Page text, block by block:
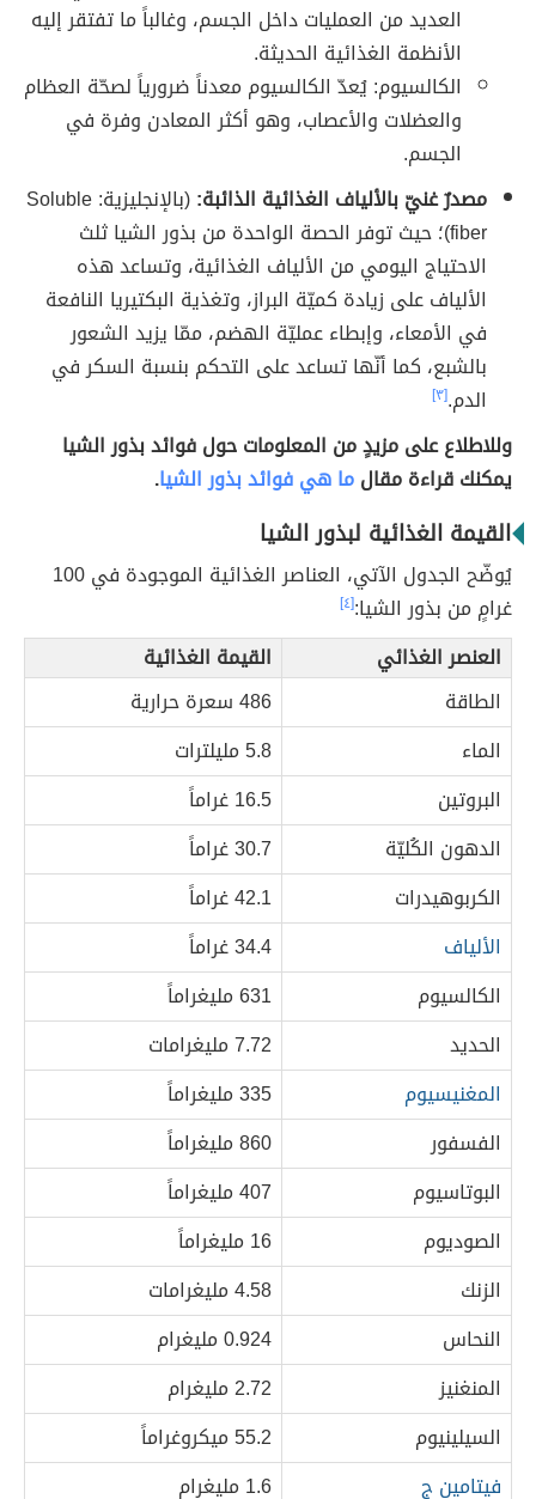
العديد من العمليات داخل الجسم، وغالباً ما تفتقر إليه
الأنظمة الغذائية الحديثة.
الكالسيوم: يُعدّ الكالسيوم معدناً ضرورياً لصحّة العظام
والعضلات والأعصاب، وهو أكثر المعادن وفرة في
الجسم.
مصدرٌ غنيّ بالألياف الغذائية الذائبة:
(بالإنجليزية: Soluble
fiber)؛ حيث توفر الحصة الواحدة من بذور الشيا ثلث
الاحتياج اليومي من الألياف الغذائية، وتساعد هذه
الألياف على زيادة كميّة البراز، وتغذية البكتيريا النافعة
في الأمعاء، وإبطاء عمليّة الهضم، ممّا يزيد الشعور
بالشبع، كما أنّها تساعد على التحكم بنسبة السكر في
الدم.[٣]
وللاطلاع على مزيدٍ من المعلومات حول فوائد بذور الشيا
يمكنك قراءة مقالما هي فوائد بذور الشيا.
القيمة الغذائية لبذور الشيا
يُوضّح الجدول الآتي، العناصر الغذائية الموجودة في 100
غرامٍ من بذور الشيا:[٤]
العنصر الغذائي
القيمة الغذائية
الطاقة
486 سعرة حرارية
الماء
5.8 مليلترات
البروتين
16.5 غراماً
الدهون الكُليّة
30.7 غراماً
الكربوهيدرات
42.1 غراماً
الألياف
34.4 غراماً
الكالسيوم
631 مليغراماً
الحديد
7.72 مليغرامات
المغنيسيوم
335 مليغراماً
الفسفور
860 مليغراماً
البوتاسيوم
407 مليغراماً
الصوديوم
16 مليغراماً
الزنك
4.58 مليغرامات
النحاس
0.924 مليغرام
المنغنيز
2.72 مليغرام
السيلينيوم
55.2 ميكروغراماً
فيتامين ج
1.6 مليغرام